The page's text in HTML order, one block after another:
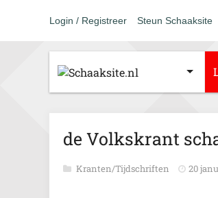
Login / Registreer Steun Schaaksite
de Volkskrant
Kranten/Tijdschriften 20